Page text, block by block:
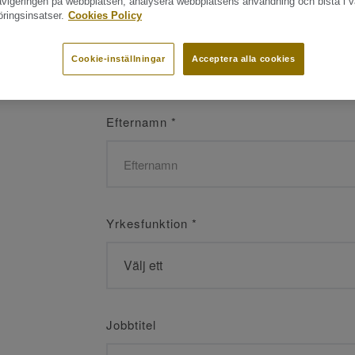
Namn
Efternamn *
Yrkesfunktion *
Jobbtitel
Cookies Policy
Acceptera alla cookies
Cookie-inställningar